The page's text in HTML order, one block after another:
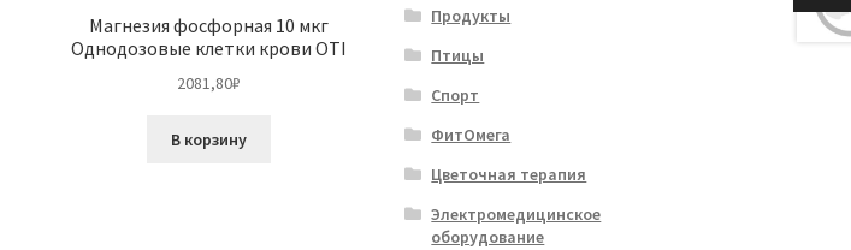
Магнезия фосфорная 10 мкг
Однодозовые клетки крови OTI
2081,80₽
В корзину
Продукты
Птицы
Спорт
ФитОмега
Цветочная терапия
Электромедицинское
оборудование